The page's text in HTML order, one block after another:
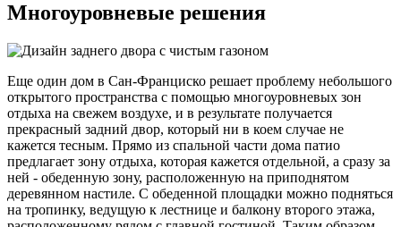
Многоуровневые решения
Еще один дом в Сан-Франциско решает проблему небольшого
открытого пространства с помощью многоуровневых зон
отдыха на свежем воздухе, и в результате получается
прекрасный задний двор, который ни в коем случае не
кажется тесным. Прямо из спальной части дома патио
предлагает зону отдыха, которая кажется отдельной, а сразу за
ней - обеденную зону, расположенную на приподнятом
деревянном настиле. С обеденной площадки можно подняться
на тропинку, ведущую к лестнице и балкону второго этажа,